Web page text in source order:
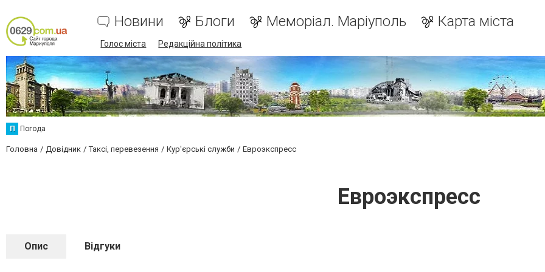
Новини Блоги Меморіал. Маріуполь Карта міста
Голос міста Редакційна політика
П Погода
Головна Довідник Таксі, перевезення Кур'єрські служби Евроэкспресс
Евроэкспресс
Опис Відгуки